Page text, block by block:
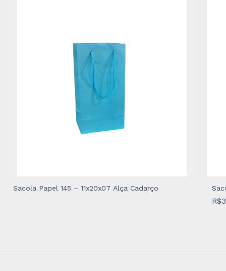
Sacola Papel 145 – 11x20x07 Alça Cadarço